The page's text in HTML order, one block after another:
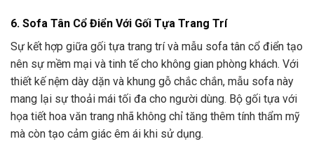
6. Sofa Tân Cổ Điển Với Gối Tựa Trang Trí
Sự kết hợp giữa gối tựa trang trí và mẫu sofa tân cổ điển tạo
nên sự mềm mại và tinh tế cho không gian phòng khách. Với
thiết kế nệm dày dặn và khung gỗ chắc chắn, mẫu sofa này
mang lại sự thoải mái tối đa cho người dùng. Bộ gối tựa với
họa tiết hoa văn trang nhã không chỉ tăng thêm tính thẩm mỹ
mà còn tạo cảm giác êm ái khi sử dụng.